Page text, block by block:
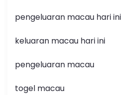
pengeluaran macau hari ini
keluaran macau hari ini
pengeluaran macau
togel macau